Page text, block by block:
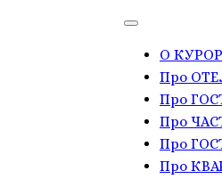
О
Про
Про
Про
Про
Про